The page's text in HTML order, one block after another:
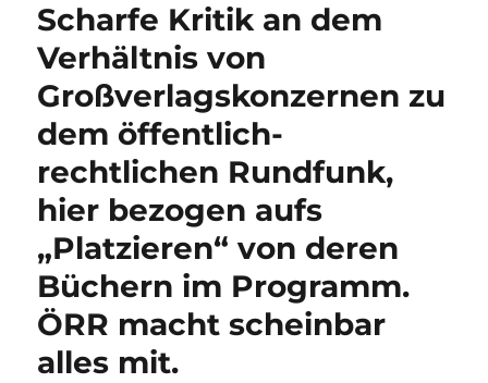
Scharfe Kritik an dem
Verhältnis von
Großverlagskonzernen zu
dem öffentlich-
rechtlichen Rundfunk,
hier bezogen aufs
„Platzieren“ von deren
Büchern im Programm.
ÖRR macht scheinbar
alles mit.